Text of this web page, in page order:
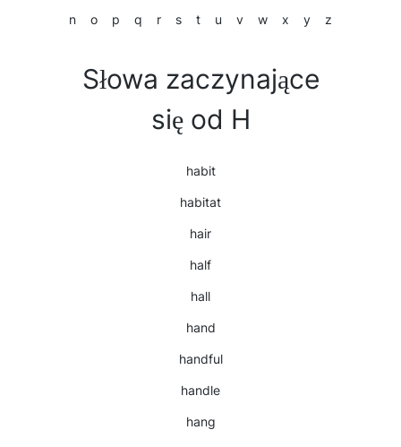
n o p q r s t u v w x y z
Słowa zaczynające
się od H
habit
habitat
hair
half
hall
hand
handful
handle
hang